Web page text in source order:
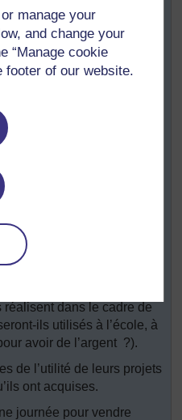
manage your
and change your
“Manage cookie
footer of our website.
à l’école ou à leurs
des deux meilleures
être par exemple :
tapis, des cordes ou des
Le genre d’activité que
du contexte de l’école.
aurez besoin de les
leur projet et qu’ils
Les experts locaux
la communauté peuvent
sur ce que vous
réalisent dans le cadre de
ils utilisés à l’école, à
avoir de l’argent ?).
de l’utilité de leurs projets
ont acquises.
journée pour vendre